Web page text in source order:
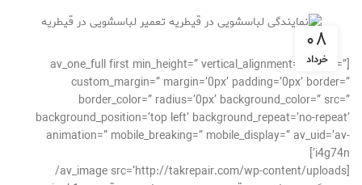
۰۸
خرداد
[av_one_full first min_height=” vertical_alignment=” space=”
custom_margin=” margin=’0px’ padding=’0px’ border=”
border_color=” radius=’0px’ background_color=” src=”
background_position=’top left’ background_repeat=’no-repeat’
animation=” mobile_breaking=” mobile_display=” av_uid=’av-
i4g74n’]
[av_image src=’http://takrepair.com/wp-content/uploads/